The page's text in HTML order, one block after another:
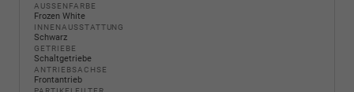
AUSSENFARBE
Frozen White
INNENAUSSTATTUNG
Schwarz
GETRIEBE
Schaltgetriebe
ANTRIEBSACHSE
Frontantrieb